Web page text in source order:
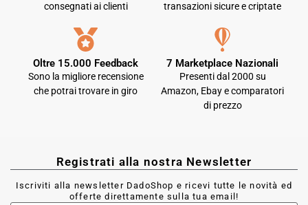
consegnati ai clienti
transazioni sicure e criptate
Oltre 15.000 Feedback
Sono la migliore recensione
che potrai trovare in giro
7 Marketplace Nazionali
Presenti dal 2000 su
Amazon, Ebay e comparatori
di prezzo
Registrati alla nostra Newsletter
Iscriviti alla newsletter DadoShop e ricevi tutte le novità ed
offerte direttamente sulla tua email!